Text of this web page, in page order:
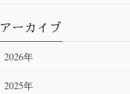
アーカイブ
2026年
2025年